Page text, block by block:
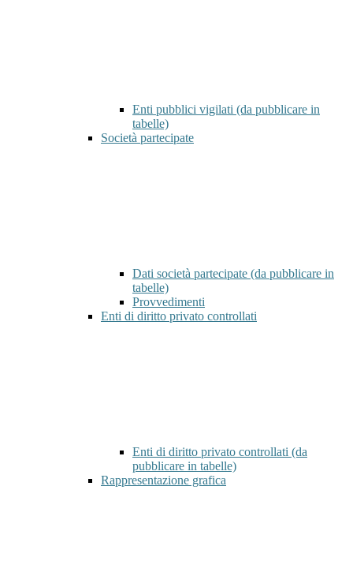
Enti pubblici vigilati (da pubblicare in
tabelle)
Società partecipate
Dati società partecipate (da pubblicare in
tabelle)
Provvedimenti
Enti di diritto privato controllati
Enti di diritto privato controllati (da
pubblicare in tabelle)
Rappresentazione grafica